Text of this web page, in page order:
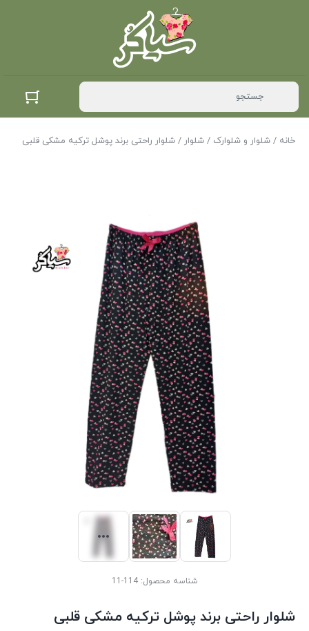
خانه / شلوار و شلوارک / شلوار / شلوار راحتی برند پوشل ترکیه مشکی قلبی
شناسه محصول:114-11
شلوار راحتی برند پوشل ترکیه مشکی قلبی